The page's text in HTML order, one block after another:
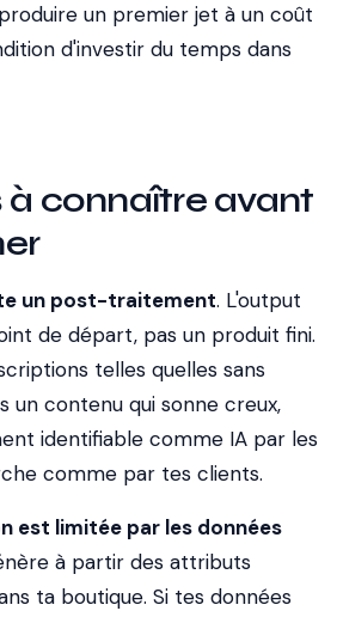
un premier jet à un coût
d'investir du temps dans
à connaître avant
un post-traitement. L'output
de départ, pas un produit fini.
telles quelles sans
un contenu qui sonne creux,
identifiable comme IA par les
comme par tes clients.
est limitée par les données
à partir des attributs
ta boutique. Si tes données